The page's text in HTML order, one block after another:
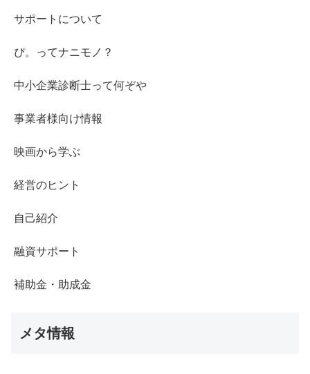
サポートについて
ぴ。ってナニモノ？
中小企業診断士って何ぞや
事業者様向け情報
映画から学ぶ
経営のヒント
自己紹介
融資サポート
補助金・助成金
メタ情報